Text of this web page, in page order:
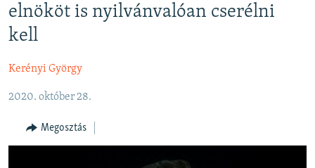
oldalra
Ugrás
tartalomjegyzékre
PODCASTOK
ELEMZŐ
NER15
SZABADON
elnököt is nyilvánvalóan cserélni
kell
Kerényi György
2020. október 28.
Megosztás
FELIRATKOZÁS